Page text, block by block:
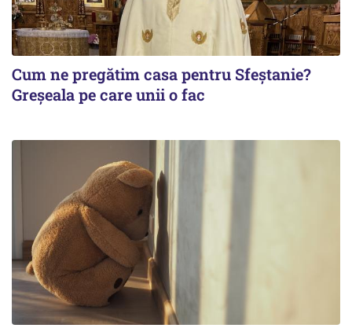
Cum ne pregătim casa pentru Sfeștanie?
Greșeala pe care unii o fac